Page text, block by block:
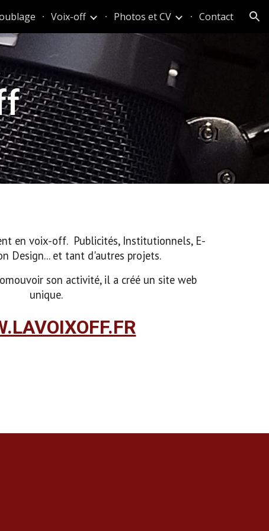
Voix-off Photos et CV Contact
en voix-off. Publicités, Institutionnels, E-
Design... et tant d'autres projets.
son activité, il a créé un site web
unique.